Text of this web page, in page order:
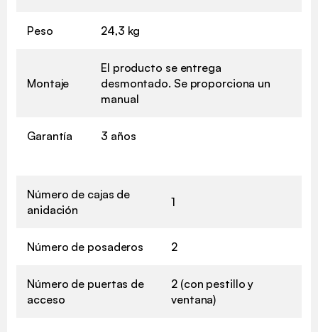
Peso 24,3 kg
Montaje
El producto se entrega
desmontado. Se proporciona un
manual
Garantía 3 años
Número de cajas de
anidación
1
Número de posaderos 2
Número de puertas de
acceso
2 (con pestillo y
ventana)